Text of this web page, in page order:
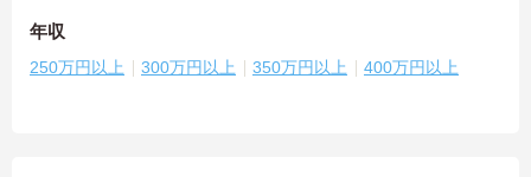
年収
250万円以上 300万円以上 350万円以上 400万円以上